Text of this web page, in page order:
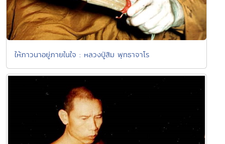
ให้ภาวนาอยู่ภายในใจ : หลวงปู่สิม พุทธาจาโร